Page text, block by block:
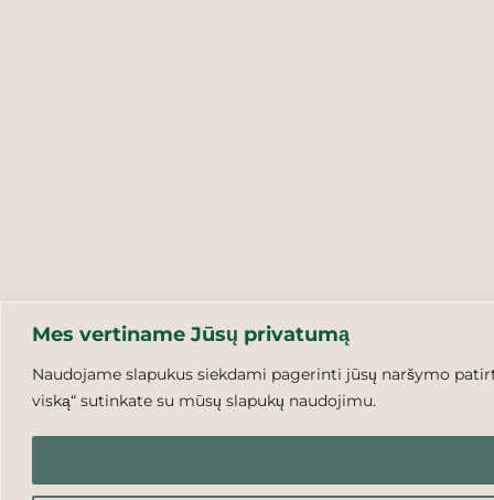
Mes vertiname Jūsų privatumą
Naudojame slapukus siekdami pagerinti jūsų naršymo
viską“ sutinkate su mūsų slapukų naudojimu.